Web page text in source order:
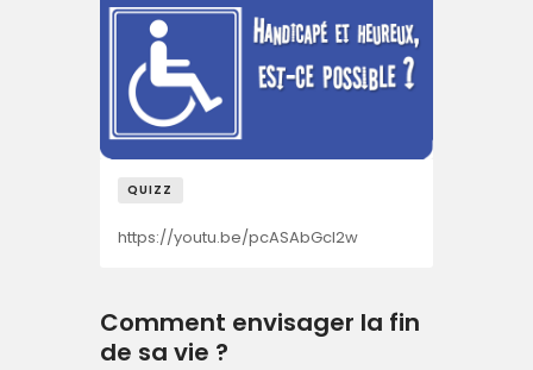
QUIZZ
https://youtu.be/pcASAbGcl2w
Comment envisager la fin
de sa vie ?